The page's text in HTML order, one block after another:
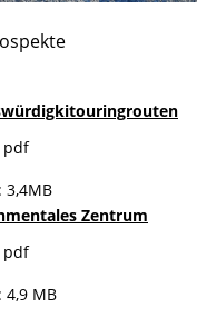
pdf
3,4MB
Zentrum
pdf
4,9 MB